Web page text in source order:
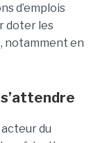
d’emplois
doter les
notamment en
acteur du